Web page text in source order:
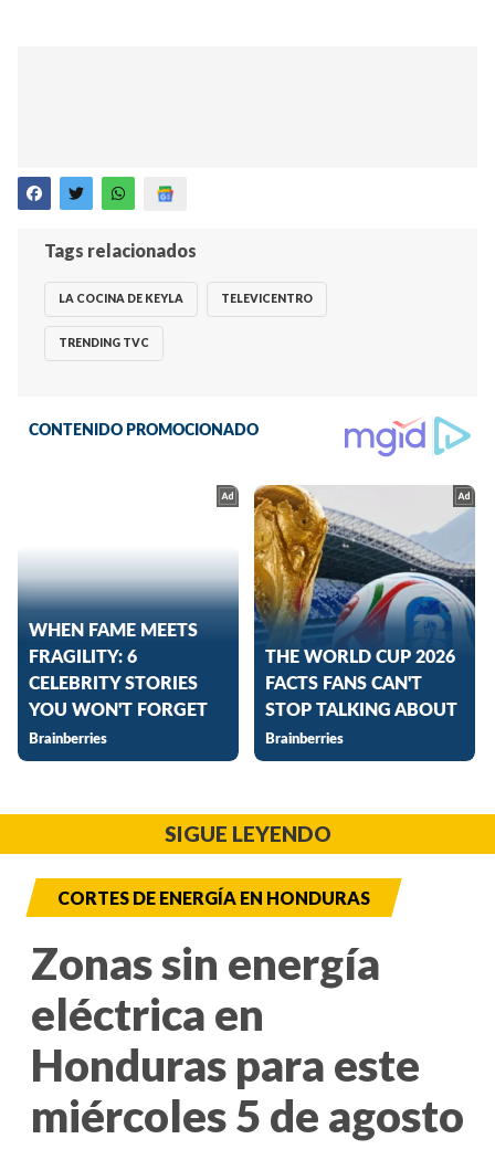
Tags relacionados
LA COCINA DE KEYLA TELEVICENTRO
TRENDING TVC
SIGUE LEYENDO
CORTES DE ENERGÍA EN HONDURAS
Zonas sin energía
eléctrica en
Honduras para este
miércoles 5 de agosto